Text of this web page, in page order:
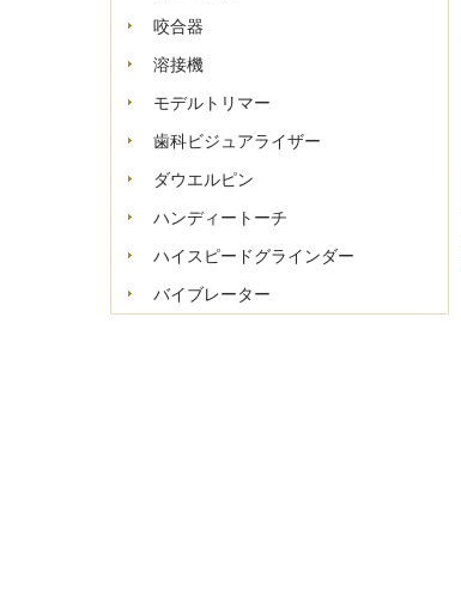
咬合器
溶接機
モデルトリマー
歯科ビジュアライザー
ダウエルピン
ハンディートーチ
ハイスピードグラインダー
バイブレーター